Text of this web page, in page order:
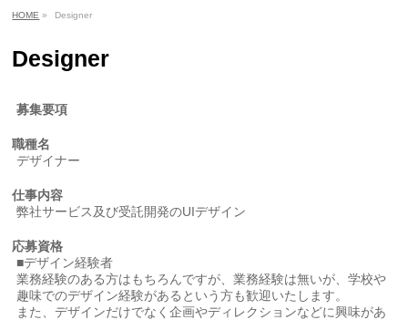
HOME » Designer
Designer
募集要項
職種名
デザイナー
仕事内容
弊社サービス及び受託開発のUIデザイン
応募資格
■デザイン経験者
業務経験のある方はもちろんですが、業務経験は無いが、学校や
趣味でのデザイン経験があるという方も歓迎いたします。
また、デザインだけでなく企画やディレクションなどに興味があ